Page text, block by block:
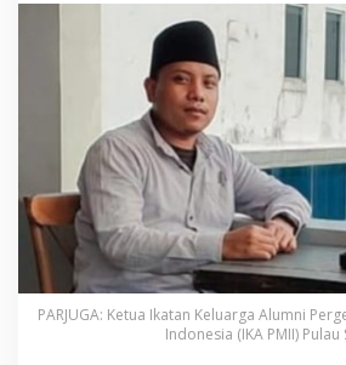
l
a
u
S
a
p
u
d
i
M
i
n
t
a
W
PARJUGA: Ketua Ikatan Keluarga Alumni
Indonesia (IKA PMII)